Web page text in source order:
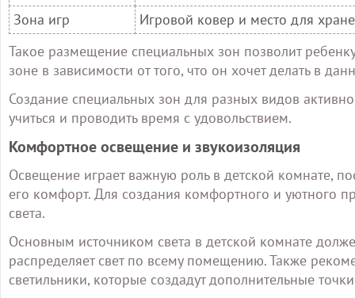
Зона игр
Игровой ковер и место для
Такое размещение специальных зон позволит
зоне в зависимости от того, что он хочет делать в
Создание специальных зон для разных видов
учиться и проводить время с удовольствием.
Комфортное освещение и звукоизоляция
Освещение играет важную роль в детской комнате,
его комфорт. Для создания комфортного и уютного
света.
Основным источником света в детской комнате
распределяет свет по всему помещению. Также
светильники, которые создадут дополнительные